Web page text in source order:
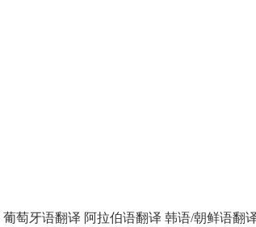
葡萄牙语翻译 阿拉伯语翻译 韩语/朝鲜语翻